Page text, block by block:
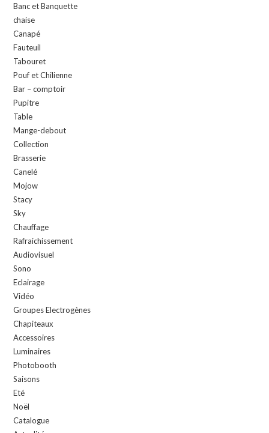
Banc et Banquette
chaise
Canapé
Fauteuil
Tabouret
Pouf et Chilienne
Bar – comptoir
Pupitre
Table
Mange-debout
Collection
Brasserie
Canelé
Mojow
Stacy
Sky
Chauffage
Rafraichissement
Audiovisuel
Sono
Eclairage
Vidéo
Groupes Electrogènes
Chapiteaux
Accessoires
Luminaires
Photobooth
Saisons
Eté
Noël
Catalogue